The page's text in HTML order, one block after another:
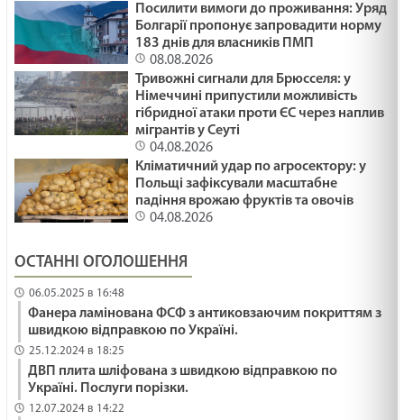
Посилити вимоги до проживання: Уряд
Болгарії пропонує запровадити норму
183 днів для власників ПМП
08.08.2026
Тривожні сигнали для Брюсселя: у
Німеччині припустили можливість
гібридної атаки проти ЄС через наплив
мігрантів у Сеуті
04.08.2026
Кліматичний удар по агросектору: у
Польщі зафіксували масштабне
падіння врожаю фруктів та овочів
04.08.2026
ОСТАННІ ОГОЛОШЕННЯ
06.05.2025 в 16:48
Фанера ламінована ФСФ з антиковзаючим покриттям з
швидкою відправкою по Україні.
25.12.2024 в 18:25
ДВП плита шліфована з швидкою відправкою по
Україні. Послуги порізки.
12.07.2024 в 14:22